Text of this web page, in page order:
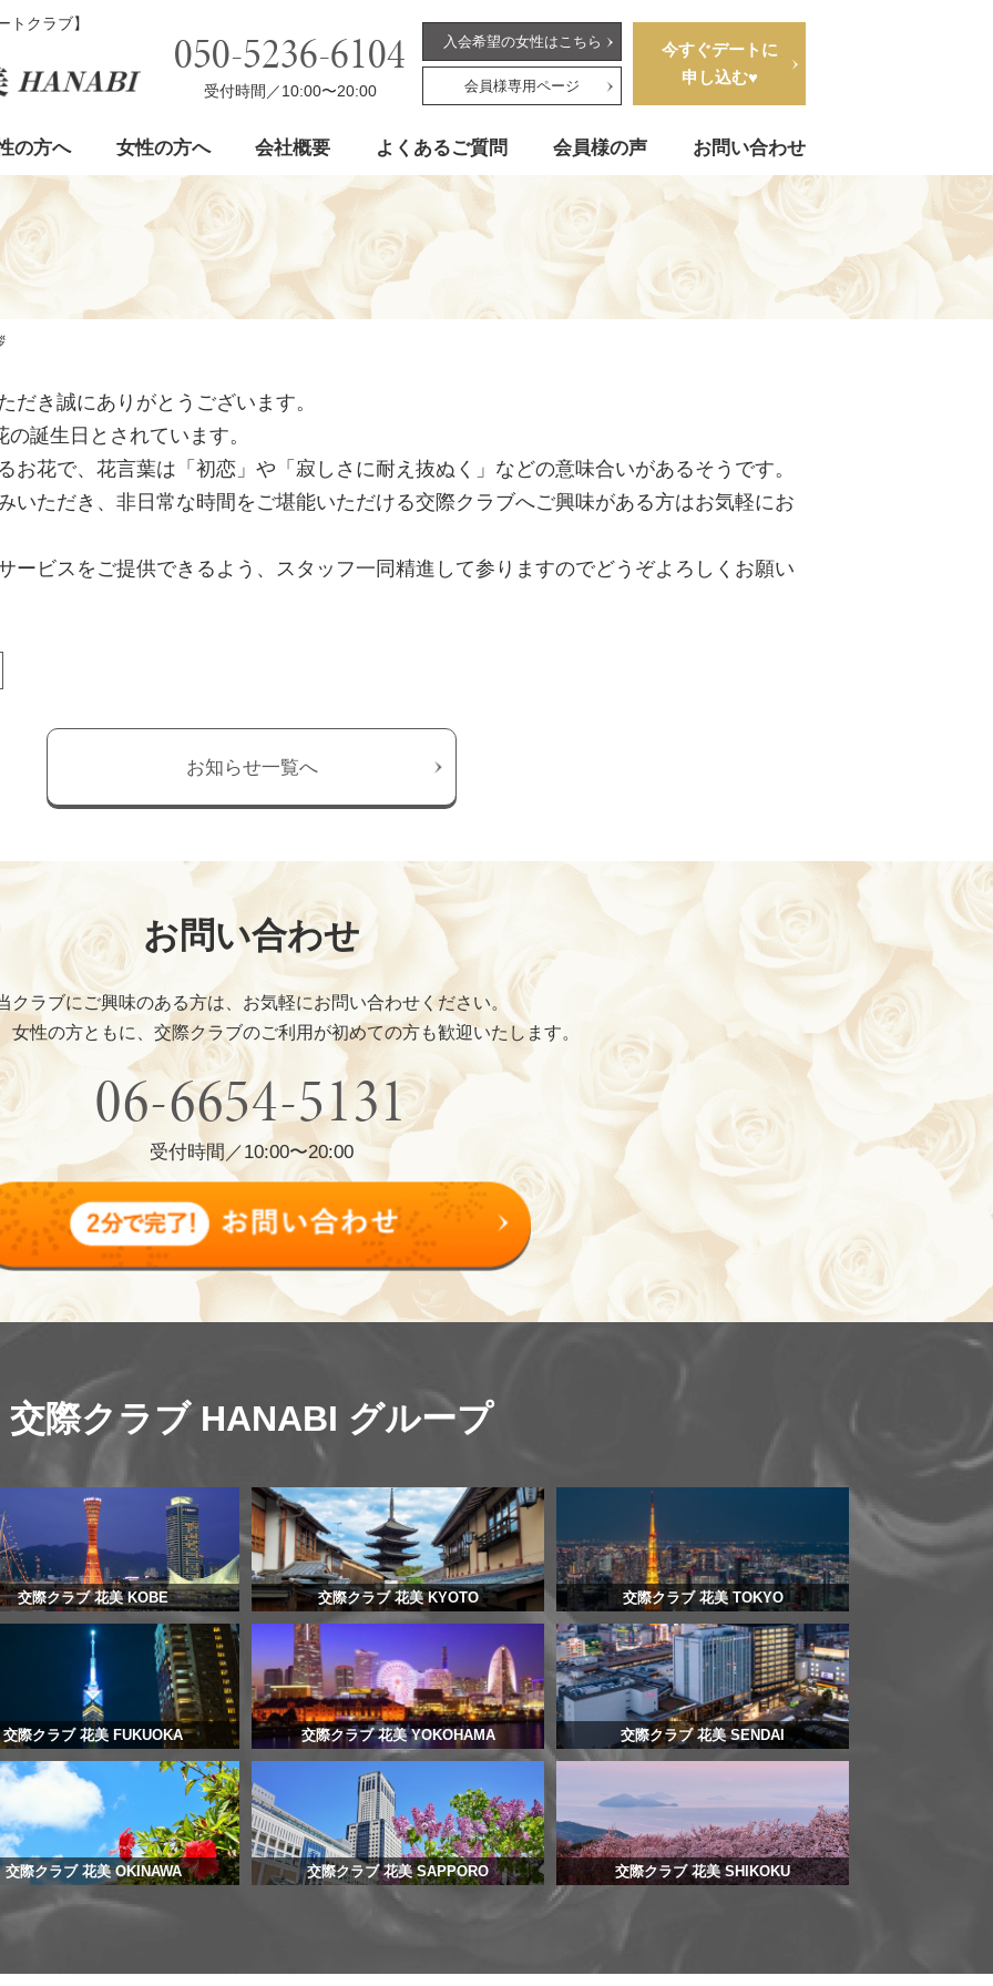
クラブ】
050-5236-6104
受付時間／10:00〜20:00
入会希望の女性はこちら
会員様専用ページ
今すぐデートに
申し込む♥
の方へ 女性の方へ 会社概要 よくあるご質問 会員様の声 お問い合わせ
だき誠にありがとうございます。
誕生日とされています。
お花で、花言葉は「初恋」や「寂しさに耐え抜ぬく」などの意味合いがあるそうです。
いただき、非日常な時間をご堪能いただける交際クラブへご興味がある方はお気軽にお
ービスをご提供できるよう、スタッフ一同精進して参りますのでどうぞよろしくお願い
お知らせ一覧へ
お問い合わせ
クラブにご興味のある方は、お気軽にお問い合わせください。
女性の方ともに、交際クラブのご利用が初めての方も歓迎いたします。
06-6654-5131
受付時間／10:00〜20:00
交際クラブ HANABI グループ
交際クラブ 花美 KOBE 交際クラブ 花美 KYOTO 交際クラブ 花美 TOKYO
交際クラブ 花美 FUKUOKA 交際クラブ 花美 YOKOHAMA 交際クラブ 花美 SENDAI
交際クラブ 花美 OKINAWA 交際クラブ 花美 SAPPORO 交際クラブ 花美 SHIKOKU